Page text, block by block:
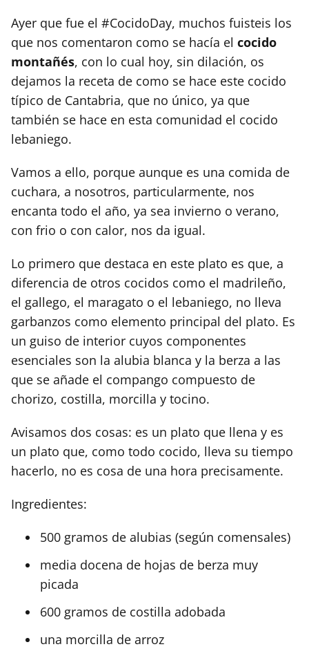
Ayer que fue el #CocidoDay, muchos fuisteis los
que nos comentaron como se hacía el cocido
montañés, con lo cual hoy, sin dilación, os
dejamos la receta de como se hace este cocido
típico de Cantabria, que no único, ya que
también se hace en esta comunidad el cocido
lebaniego.
Vamos a ello, porque aunque es una comida de
cuchara, a nosotros, particularmente, nos
encanta todo el año, ya sea invierno o verano,
con frio o con calor, nos da igual.
Lo primero que destaca en este plato es que, a
diferencia de otros cocidos como el madrileño,
el gallego, el maragato o el lebaniego, no lleva
garbanzos como elemento principal del plato. Es
un guiso de interior cuyos componentes
esenciales son la alubia blanca y la berza a las
que se añade el compango compuesto de
chorizo, costilla, morcilla y tocino.
Avisamos dos cosas: es un plato que llena y es
un plato que, como todo cocido, lleva su tiempo
hacerlo, no es cosa de una hora precisamente.
Ingredientes:
500 gramos de alubias (según comensales)
media docena de hojas de berza muy
picada
600 gramos de costilla adobada
una morcilla de arroz